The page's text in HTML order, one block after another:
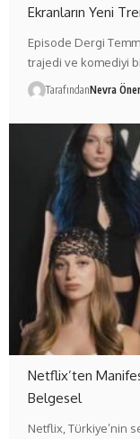
Ekranların Yeni
Episode Dergi
trajedi ve komediyi
TarafındanNevra Öner
Netflix’ten
Belgesel
Netflix, Türkiye’nin